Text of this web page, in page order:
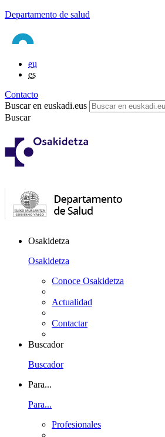
Departamento de salud
eu
es
Contacto
Buscar en euskadi.eus
Buscar
Osakidetza
Osakidetza
Conoce Osakidetza
Actualidad
Contactar
Buscador
Buscador
Para...
Para...
Profesionales